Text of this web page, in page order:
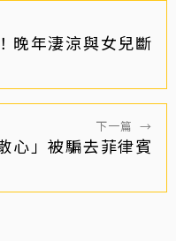
晚年淒涼與女兒斷
下一篇 →
心」被騙去菲律賓